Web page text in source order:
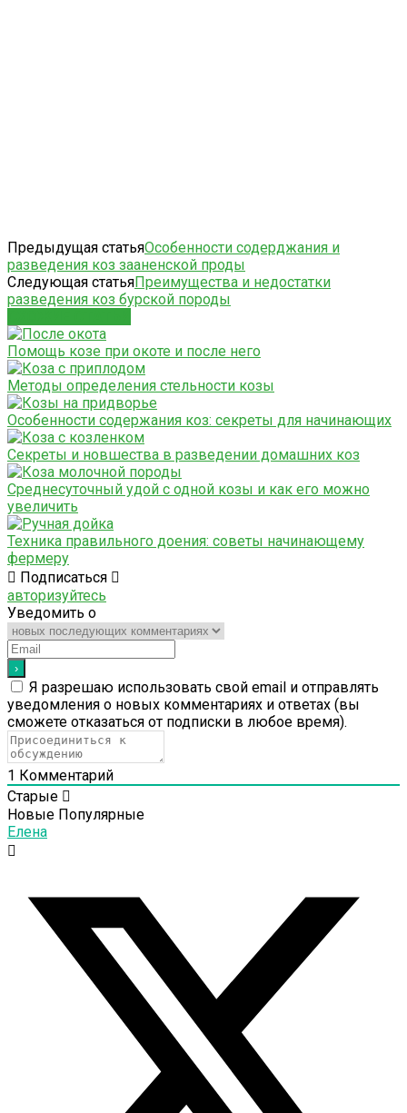
Предыдущая статьяОсобенности содерджания и
разведения коз зааненской проды
Следующая статьяПреимущества и недостатки
разведения коз бурской породы
Помощь козе при окоте и после него
Методы определения стельности козы
Особенности содержания коз: секреты для начинающих
Секреты и новшества в разведении домашних коз
Среднесуточный удой с одной козы и как его можно
увеличить
Техника правильного доения: советы начинающему
фермеру
Подписаться
авторизуйтесь
Уведомить о
Я разрешаю использовать свой email и отправлять
уведомления о новых комментариях и ответах (вы
cможете отказаться от подписки в любое время).
1 Комментарий
Старые
Новые Популярные
Елена